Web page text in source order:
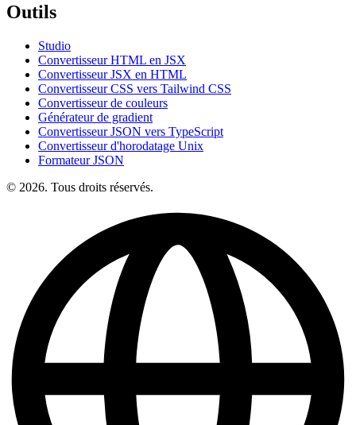
Outils
Studio
Convertisseur HTML en JSX
Convertisseur JSX en HTML
Convertisseur CSS vers Tailwind CSS
Convertisseur de couleurs
Générateur de gradient
Convertisseur JSON vers TypeScript
Convertisseur d'horodatage Unix
Formateur JSON
© 2026. Tous droits réservés.